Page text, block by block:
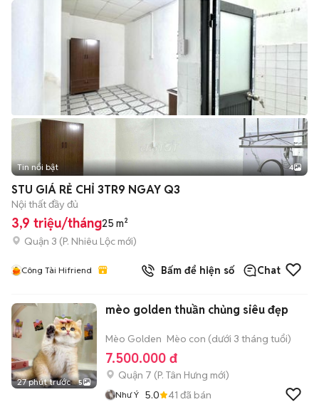
Tin nổi bật 4
STU GIÁ RẺ CHỈ 3TR9 NGAY Q3
Nội thất đầy đủ
3,9 triệu/tháng25 m²
Quận 3 (P. Nhiêu Lộc mới)
Công Tài Hifriend Bấm để hiện số Chat
27 phút trước 5
mèo golden thuần chủng siêu đẹp
Mèo Golden Mèo con (dưới 3 tháng tuổi)
7.500.000 đ
Quận 7 (P. Tân Hưng mới)
Như Ý 5.0 41 đã bán